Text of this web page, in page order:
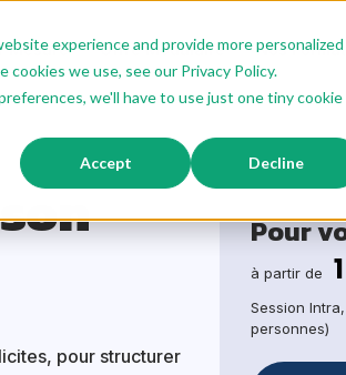
experience and provide more personalized
we use, see our Privacy Policy.
we'll have to use just one tiny cookie
Accept Decline
Mesure Offre Modulaire Nos
backlog avec l'IA
pour structurer
Pour
à partir de
Session
personnes)